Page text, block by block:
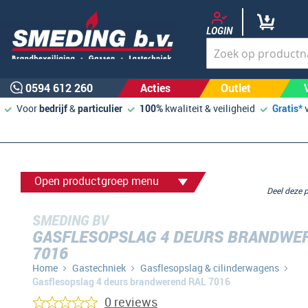
LOGIN
0594 612 260 Acties Outlet
Voorbedrijf&particulier 100% kwaliteit & veiligheid Gratis*
Open productgroep menu
SMEDING BV
GASFLESOPSLAG 4 DEURS
7016
Home Gastechniek
Gasflesopslag & cilinderwagens
Gasflesopslag 4 deurs brandwerend RAL 7016
Deel
0 reviews